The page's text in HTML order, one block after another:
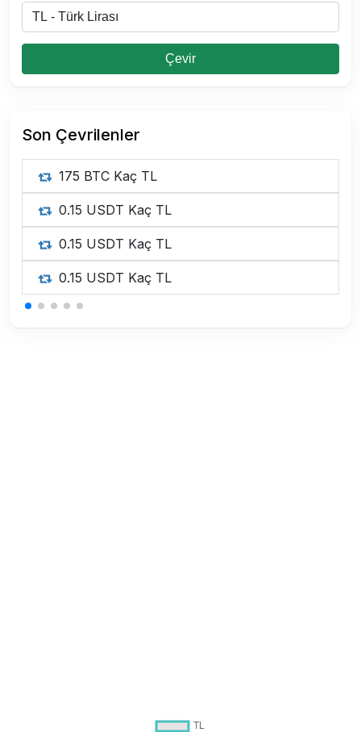
Çevir
Son Çevrilenler
175 BTC Kaç TL
0.15 USDT Kaç TL
0.15 USDT Kaç TL
0.15 USDT Kaç TL